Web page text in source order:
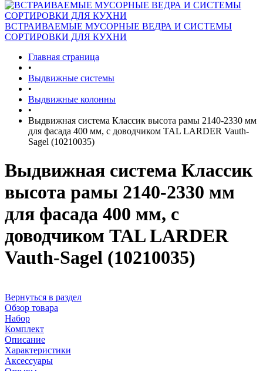
ВСТРАИВАЕМЫЕ МУСОРНЫЕ ВЕДРА И СИСТЕМЫ
СОРТИРОВКИ ДЛЯ КУХНИ
Главная страница
•
Выдвижные системы
•
Выдвижные колонны
•
Выдвижная система Классик высота рамы 2140-2330 мм
для фасада 400 мм, с доводчиком TAL LARDER Vauth-
Sagel (10210035)
Выдвижная система Классик
высота рамы 2140-2330 мм
для фасада 400 мм, с
доводчиком TAL LARDER
Vauth-Sagel (10210035)
Вернуться в раздел
Обзор товара
Набор
Комплект
Описание
Характеристики
Аксессуары